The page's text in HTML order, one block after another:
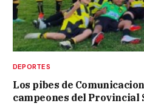
DEPORTES
Los pibes de
campeones del Provincial